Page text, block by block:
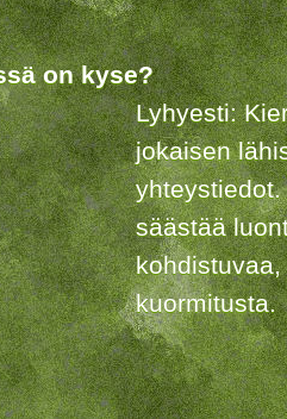
on kyse?
Lyhyesti:
jokaisen
säästää
kuormitusta.